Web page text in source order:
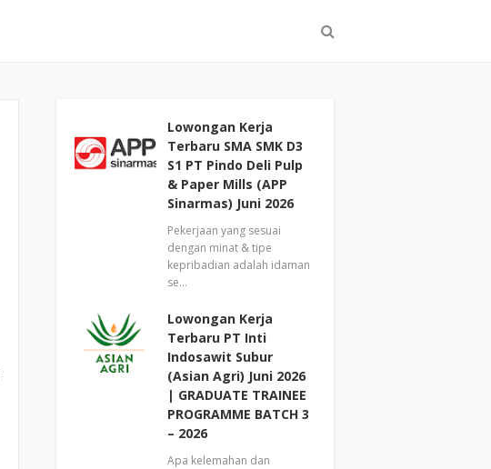
Lowongan Kerja
Terbaru SMA SMK D3
S1 PT Pindo Deli Pulp
& Paper Mills (APP
Sinarmas) Juni 2026
Pekerjaan yang sesuai
dengan minat & tipe
kepribadian adalah idaman
se…
Lowongan Kerja
Terbaru PT Inti
Indosawit Subur
(Asian Agri) Juni 2026
| GRADUATE TRAINEE
PROGRAMME BATCH 3
– 2026
Apa kelemahan dan